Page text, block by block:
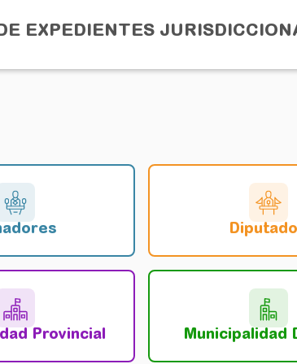
EXPEDIENTES
Provincial Municipalidad